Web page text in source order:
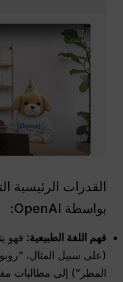
القدرات الرئيسية
بواسطة OpenAI:
فهم اللغة الطبيعية: فهو
(على سبيل المثال،
المطر”) إلى مطالبات